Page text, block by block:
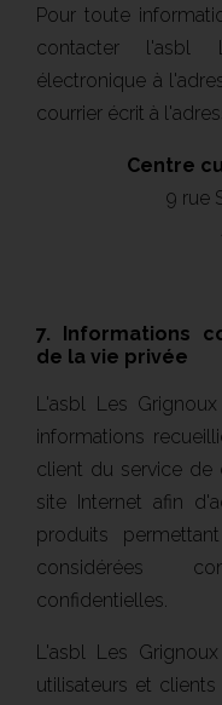
Pour toute
contacter l'asbl
électronique à
courrier écrit à
Centre
9 rue
7. Informations
de la vie privée
L'asbl Les
informations
client du service
site Internet afin
produits
considérées
confidentielles.
L'asbl Les
utilisateurs et